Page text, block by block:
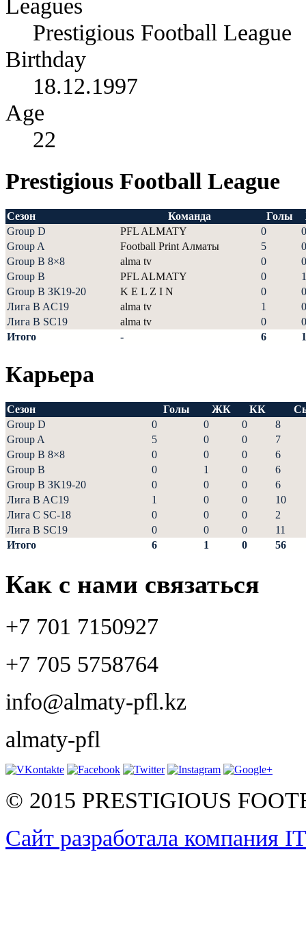
Leagues
Prestigious Football League
Birthday
18.12.1997
Age
22
Prestigious Football League
Сезон Команда Голы
Group D
PFL ALMATY 0
0
Group A
Football Print Алматы 5
0
Group B 8×8
alma tv 0
0
Group B
PFL ALMATY 0
1
Group В ЗК19-20
K E L Z I N 0
0
Лига B AC19
alma tv 1
0
Лига В SC19
alma tv 0
0
Итого
- 6 1
Карьера
Сезон Голы ЖК КК
Group D
0 0 0
8
Group A
5 0 0
7
Group B 8×8
0 0 0
6
Group B
0 1 0
6
Group В ЗК19-20
0 0 0
6
Лига B AC19
1 0 0
10
Лига С SC-18
0 0 0
2
Лига В SC19
0 0 0
11
Итого
6 1 0 56
Как с нами связаться
+7 701 7150927
+7 705 5758764
info@almaty-pfl.kz
almaty-pfl
© 2015 PRESTIGIOUS
Сайт разработала компания